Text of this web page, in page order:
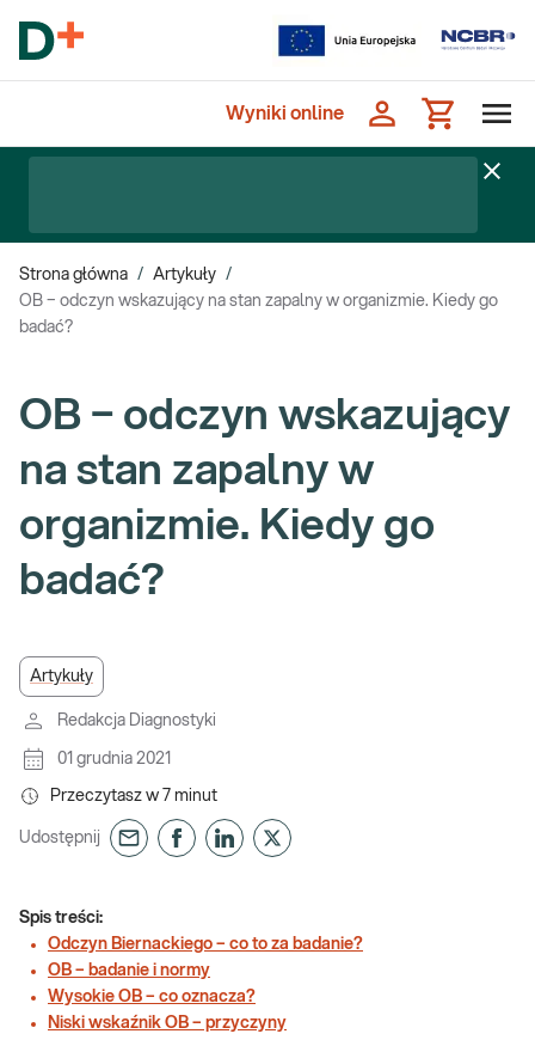
Wyniki online
Strona główna / Artykuły /
OB − odczyn wskazujący na stan zapalny w organizmie. Kiedy go
badać?
OB − odczyn wskazujący
na stan zapalny w
organizmie. Kiedy go
badać?
Artykuły
Redakcja Diagnostyki
01 grudnia 2021
Przeczytasz w 7 minut
Udostępnij
Spis treści:
Odczyn Biernackiego – co to za badanie?
OB – badanie i normy
Wysokie OB – co oznacza?
Niski wskaźnik OB – przyczyny